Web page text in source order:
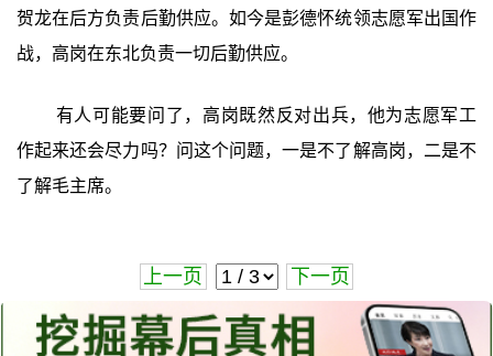
贺龙在后方负责后勤供应。如今是彭德怀统领志愿军出国作
战，高岗在东北负责一切后勤供应。
有人可能要问了，高岗既然反对出兵，他为志愿军工
作起来还会尽力吗？问这个问题，一是不了解高岗，二是不
了解毛主席。
上一页 下一页